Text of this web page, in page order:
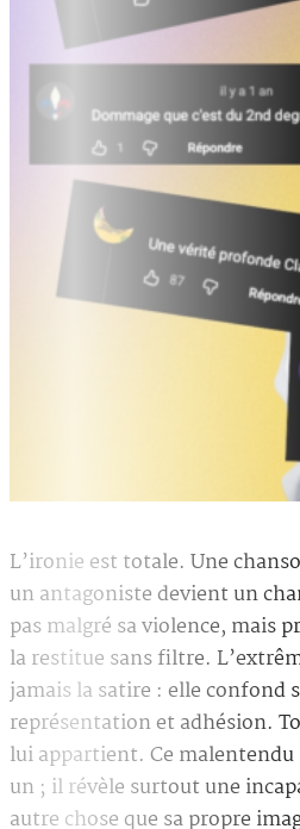
L’ironie est totale. Une
un antagoniste devient un
pas malgré sa violence, mais
la restitue sans filtre.
jamais la satire : elle confond
représentation et adhésion.
lui appartient. Ce malentendu
un ; il révèle surtout une
autre chose que sa propre